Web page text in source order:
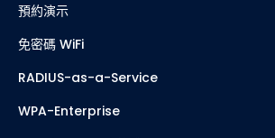
預約演示
免密碼 WiFi
RADIUS-as-a-Service
WPA-Enterprise